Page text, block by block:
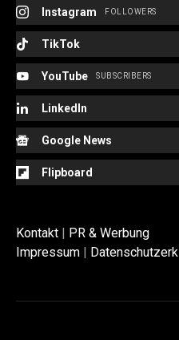
Instagram FOLLOWERS
TikTok
YouTube SUBSCRIBERS
LinkedIn
Google News
Flipboard
Kontakt | PR & Werbung
Impressum |